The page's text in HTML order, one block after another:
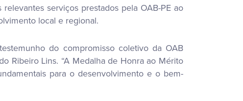
serviços prestados pela OAB-PE ao
local e regional.
do compromisso coletivo da OAB
Ribeiro Lins. “A Medalha de Honra ao Mérito
para o desenvolvimento e o bem-